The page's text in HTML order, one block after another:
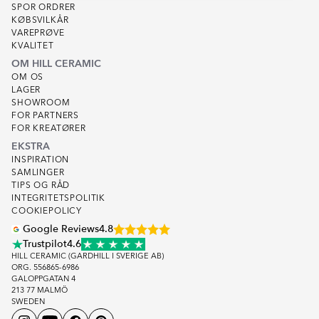
SPOR ORDRER
KØBSVILKÅR
VAREPRØVE
KVALITET
OM HILL CERAMIC
OM OS
LAGER
SHOWROOM
FOR PARTNERS
FOR KREATØRER
EKSTRA
INSPIRATION
SAMLINGER
TIPS OG RÅD
INTEGRITETSPOLITIK
COOKIEPOLICY
Google Reviews4.8
Trustpilot4.6
HILL CERAMIC (GARDHILL I SVERIGE AB)
ORG. 556865-6986
GALOPPGATAN 4
213 77 MALMÖ
SWEDEN